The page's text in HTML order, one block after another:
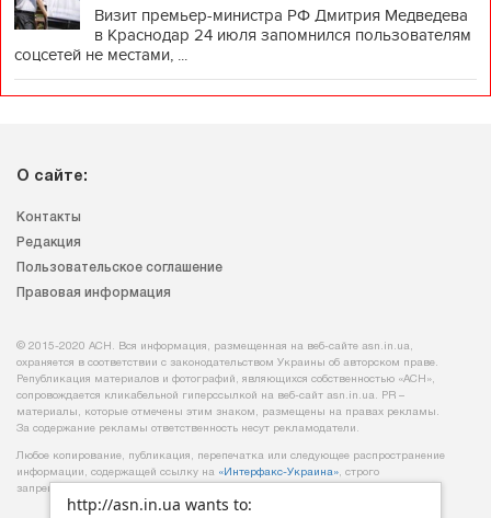
http://asn.in.ua wants to:
Визит премьер-министра РФ Дмитрия Медведева
в Краснодар 24 июля запомнился пользователям
соцсетей не местами, ...
О сайте:
Контакты
Редакция
Пользовательское соглашение
Правовая информация
© 2015-2020 АСН. Вся информация, размещенная на веб-сайте asn.in.ua,
охраняется в соответствии с законодательством Украины об авторском праве.
Републикация материалов и фотографий, являющихся собственностью «АСН»,
сопровождается кликабельной гиперссылкой на веб-сайт asn.іn.ua. PR –
материалы, которые отмечены этим знаком, размещены на правах рекламы.
За содержание рекламы ответственность несут рекламодатели.
Любое копирование, публикация, перепечатка или следующее распространение
информации, содержащей ссылку на «Интерфакс-Украина», строго
запрещается.